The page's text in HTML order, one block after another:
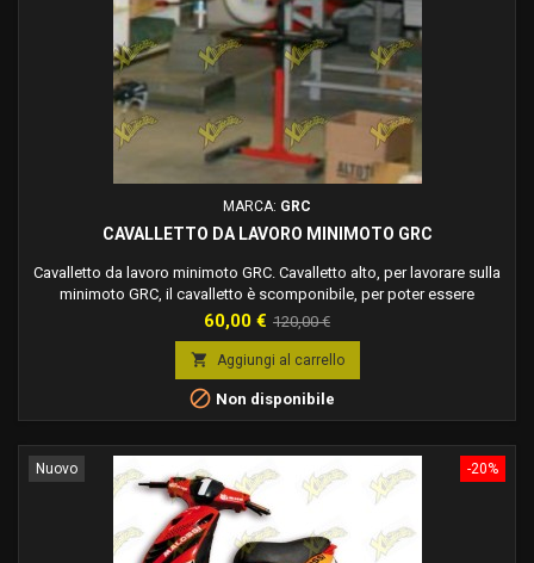
MARCA: GRC
CAVALLETTO DA LAVORO MINIMOTO GRC
Cavalletto da lavoro minimoto GRC. Cavalletto alto, per lavorare sulla
minimoto GRC, il cavalletto è scomponibile, per poter essere
trasportato comodamente. Il cavalletto GRC, è compatibile con tutte
le minimoto GRC. Cavalletto completo di ripiano poggia oggetti.
Colore nero e rosso.
Prezzo
60,00 € Prezzo
base
120,00 €
 Aggiungi al carrello
 Non disponibile
-20%
Nuovo